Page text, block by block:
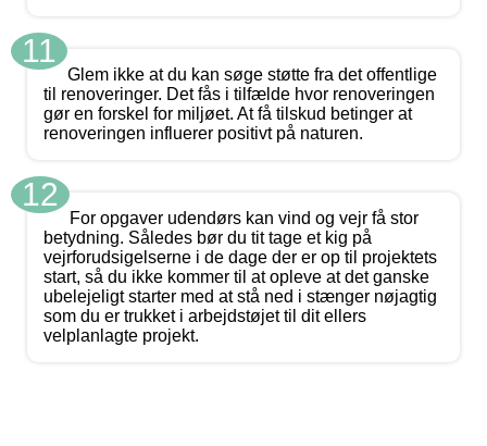
11
Glem ikke at du kan søge støtte fra det offentlige
til renoveringer. Det fås i tilfælde hvor renoveringen
gør en forskel for miljøet. At få tilskud betinger at
renoveringen influerer positivt på naturen.
12
For opgaver udendørs kan vind og vejr få stor
betydning. Således bør du tit tage et kig på
vejrforudsigelserne i de dage der er op til projektets
start, så du ikke kommer til at opleve at det ganske
ubelejeligt starter med at stå ned i stænger nøjagtig
som du er trukket i arbejdstøjet til dit ellers
velplanlagte projekt.